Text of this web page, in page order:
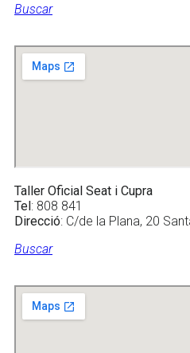
Buscar
Taller Oficial Seat i Cupra
Tel: 808 841
Direcció: C/de la Plana, 20
Buscar